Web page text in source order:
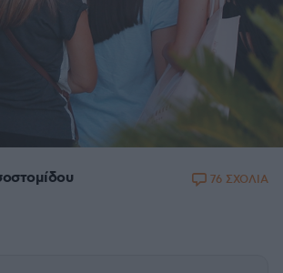
76 ΣΧΟΛΙΑ